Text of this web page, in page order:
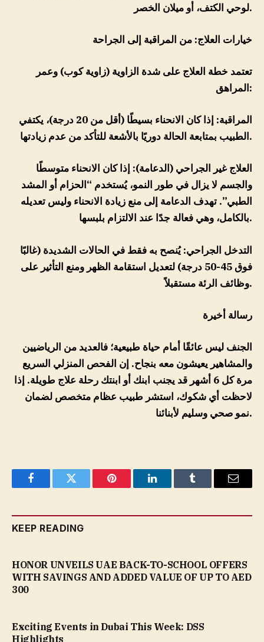
لوحي الكتف، أو ميلان الخصر.
خيارات العلاج: من المراقبة إلى الجراحة
تعتمد خطة العلاج على شدة الزاوية (زاوية كوب) وعمر
المراهق:
المراقبة: إذا كان الانحناء بسيطًا (أقل من 20 درجة)، يكتفي
الطبيب بمتابعة الحالة دوريًا بالأشعة للتأكد من عدم زيادتها.
العلاج غير الجراحي (الدعامة): إذا كان الانحناء متوسطًا
والجسم لا يزال في طور النمو، يُستخدم “الحزام أو المشد
الطبي”. تهدف الدعامة إلى منع زيادة الانحناء وليس تعديله
بالكامل، وهي فعالة جدًا عند الالتزام بلبسها.
التدخل الجراحي: يُنصح به فقط في الحالات الشديدة (غالبًا
فوق 45-50 درجة) لتعديل استقامة الظهر ومنع التأثير على
وظائف الرئة مستقبلاً.
رسالة أخيرة
الجنف ليس عائقًا أمام حياة طبيعية؛ فالعديد من الرياضيين
والمشاهير يعيشون معه بنجاح. إن الفحص المنزلي السريع
مرة كل 6 أشهر قد يجنب ابنك أو ابنتك رحلة علاج طويلة. إذا
لاحظت أي شكوك، استشر طبيب عظام متخصص لضمان
نمو صحي وسليم لأبنائنا.
FacebookTwitter Pinterest LinkedInTumblr Email
KEEP READING
HONOR UNVEILS UAE BACK-TO-SCHOOL OFFERS
WITH SAVINGS AND ADDED VALUE OF UP TO AED
300
Exciting Events in Dubai This Week: DSS
Highlights